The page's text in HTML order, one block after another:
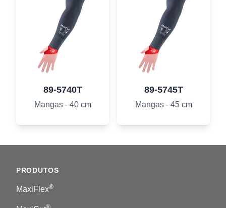
89-5740T
Mangas - 40 cm
89-5745T
Mangas - 45 cm
PRODUTOS
MaxiFlex®